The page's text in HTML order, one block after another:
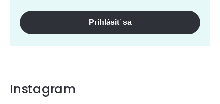
Prihlásiť sa
Instagram